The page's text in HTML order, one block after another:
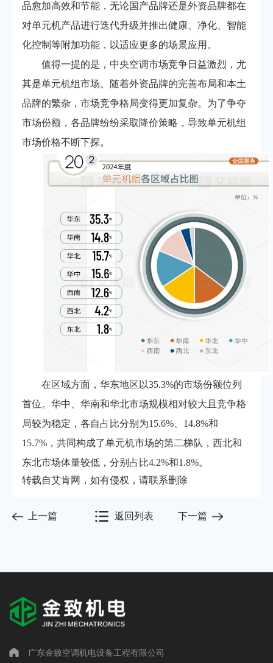
品愈加高效和节能，无论国产品牌还是外资品牌都在
对单元机产品进行迭代升级并推出健康、净化、智能
化控制等附加功能，以适应更多的场景应用。
值得一提的是，中央空调市场竞争日益激烈，尤
其是单元机组市场。随着外资品牌的完善布局和本土
品牌的繁杂，市场竞争格局变得更加复杂。为了争夺
市场份额，各品牌纷纷采取降价策略，导致单元机组
市场价格不断下探。
在区域方面，华东地区以35.3%的市场份额位列
首位。华中、华南和华北市场规模相对较大且竞争格
局较为稳定，各自占比分别为15.6%、14.8%和
15.7%，共同构成了单元机市场的第二梯队，西北和
东北市场体量较低，分别占比4.2%和1.8%。
转载自艾肯网，如有侵权，请联系删除
上一篇 返回列表 下一篇
广东金致空调机电设备工程有限公司